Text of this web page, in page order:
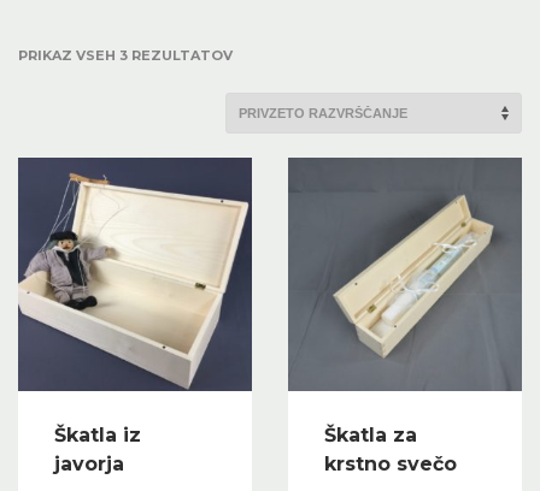
PRIKAZ VSEH 3 REZULTATOV
Škatla iz
javorja
Škatla za
krstno svečo